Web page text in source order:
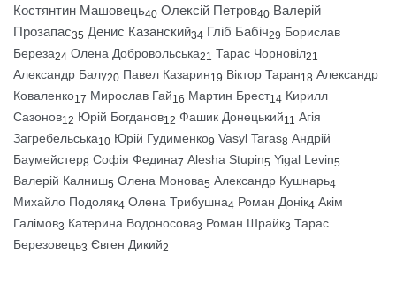
Костянтин Машовець40 Олексій Петров40 Валерій
Прозапас35 Денис Казанский34 Гліб Бабіч29 Борислав
Береза24 Олена Добровольська21 Тарас Чорновіл21
Александр Балу20 Павел Казарин19 Віктор Таран18 Александр
Коваленко17 Мирослав Гай16 Мартин Брест14 Кирилл
Сазонов12 Юрій Богданов12 Фашик Донецький11 Агія
Загребельська10 Юрій Гудименко9 Vasyl Taras8 Андрій
Баумейстер8 Софія Федина7 Alesha Stupin5 Yigal Levin5
Валерій Калниш5 Олена Монова5 Александр Кушнарь4
Михайло Подоляк4 Олена Трибушна4 Роман Донік4 Акім
Галімов3 Катерина Водоносова3 Роман Шрайк3 Тарас
Березовець3 Євген Дикий2